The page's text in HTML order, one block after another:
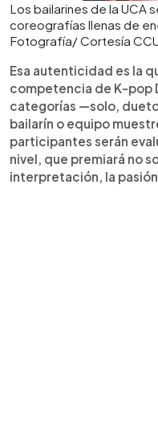
Los bailarines de la UCA
coreografías llenas de
Fotografía/ Cortesía
Esa autenticidad es la
competencia de K-pop
categorías —solo,
bailarín o equipo
participantes serán
nivel, que premiará no
interpretación, la